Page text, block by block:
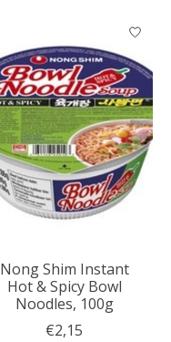
Nong Shim Instant
Hot & Spicy Bowl
Noodles, 100g
€2,15